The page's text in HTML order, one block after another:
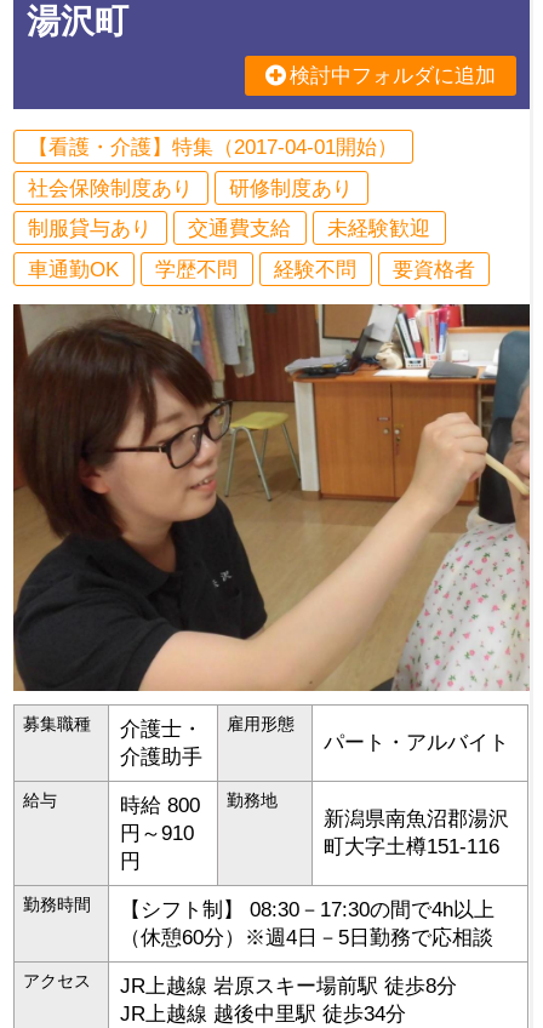
湯沢町
検討中フォルダに追加
【看護・介護】特集（2017-04-01開始）
社会保険制度あり
研修制度あり
制服貸与あり
交通費支給
未経験歓迎
車通勤OK
学歴不問 経験不問 要資格者
募集職種
介護士・
介護助手
雇用形態
パート・アルバイト
給与
時給 800
円～910
円
勤務地
新潟県南魚沼郡湯沢
町大字土樽151-116
勤務時間
【シフト制】 08:30－17:30の間で4h以上
（休憩60分）※週4日－5日勤務で応相談
アクセス
JR上越線 岩原スキー場前駅 徒歩8分
JR上越線 越後中里駅 徒歩34分